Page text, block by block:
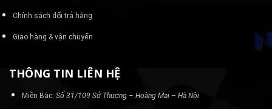
Chính sách đổi trả hàng
Giao hàng & vận chuyển
THÔNG TIN LIÊN HỆ
Miền Bắc: Số 31/109 Sở Thượng – Hoàng Mai – Hà Nội